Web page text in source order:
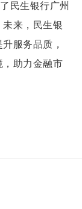
民生银行广州
来，民生银
服务品质，
，助力金融市